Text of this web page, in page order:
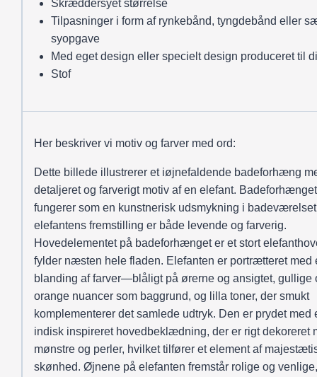
Skræddersyet størrelse
Tilpasninger i form af rynkebånd, tyngdebånd eller
syopgave
Med eget design eller specielt design produceret til
Stof
Her beskriver vi motiv og farver med ord:
Dette billede illustrerer et iøjnefaldende badeforhæng
detaljeret og farverigt motiv af en elefant. Badeforhænget
fungerer som en kunstnerisk udsmykning i
elefantens fremstilling er både levende og farverig.
Hovedelementet på badeforhænget er et stort
fylder næsten hele fladen. Elefanten er portrætteret med
blanding af farver—blåligt på ørerne og ansigtet, gullige
orange nuancer som baggrund, og lilla toner, der smukt
komplementerer det samlede udtryk. Den er prydet med
indisk inspireret hovedbeklædning, der er rigt dekoreret
mønstre og perler, hvilket tilfører et element af
skønhed. Øjnene på elefanten fremstår rolige og